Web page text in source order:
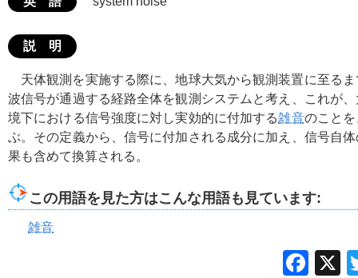
説 明
天体観測を実施する際に、地球大気から観測装置に至る
波信号が通過する経路全体を観測システムと考え、これが
境下における信号強度に対し実効的に付加する雑音のこと
ぶ。その定義から、信号に付加される成分に加え、信号自
果も含めて換算される。
この用語を見た方はこんな用語も見ています:
雑音